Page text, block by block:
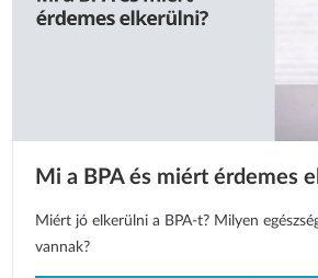
Mi a BPA és miért érdemes
Miért jó elkerülni a BPA-t? Milyen
vannak?